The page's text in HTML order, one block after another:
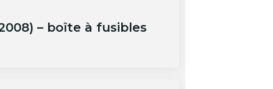
– boîte à fusibles